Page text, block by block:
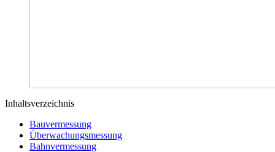
Inhaltsverzeichnis
Bauvermessung
Überwachungsmessung
Bahnvermessung